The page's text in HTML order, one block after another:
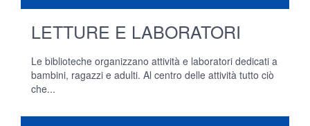
LETTURE E LABORATORI
Le biblioteche organizzano attività e laboratori dedicati a
bambini, ragazzi e adulti. Al centro delle attività tutto ciò
che...